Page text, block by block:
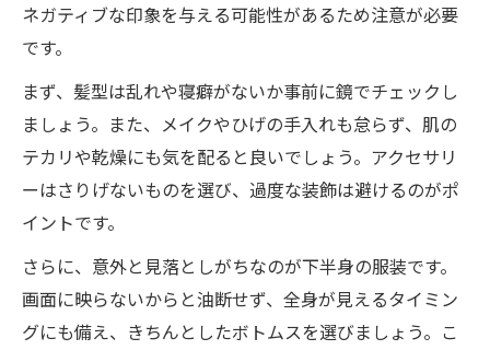
ネガティブな印象を与える可能性があるため注意が必要
です。
まず、髪型は乱れや寝癖がないか事前に鏡でチェックし
ましょう。また、メイクやひげの手入れも怠らず、肌の
テカリや乾燥にも気を配ると良いでしょう。アクセサリ
ーはさりげないものを選び、過度な装飾は避けるのがポ
イントです。
さらに、意外と見落としがちなのが下半身の服装です。
画面に映らないからと油断せず、全身が見えるタイミン
グにも備え、きちんとしたボトムスを選びましょう。こ